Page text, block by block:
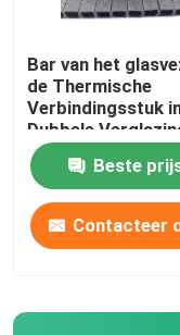
Producten
Video's
Ongeveer ons
Bar van het
de Thermische
Verbindingsstuk
Dubbele
12A 15A
Beste
Contacteer